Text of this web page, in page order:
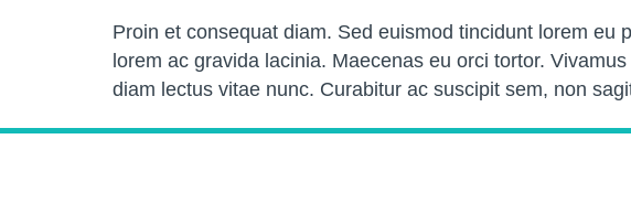
Proin et consequat diam. Sed euismod tincidunt lorem
lorem ac gravida lacinia. Maecenas eu orci tortor.
diam lectus vitae nunc. Curabitur ac suscipit sem, non